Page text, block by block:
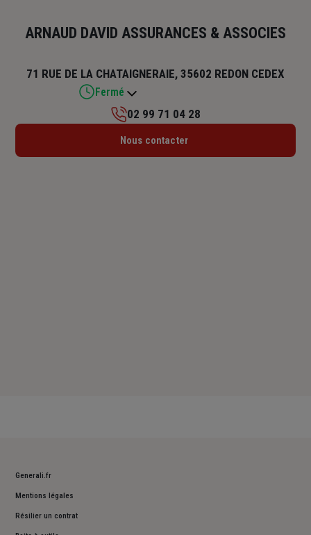
ARNAUD DAVID ASSURANCES & ASSOCIES
71 RUE DE LA CHATAIGNERAIE, 35602 REDON CEDEX
Fermé
Lundi : 09h – 12h / 14h – 18h
02 99 71 04 28
Nous contacter
Generali.fr
Mentions légales
Résilier un contrat